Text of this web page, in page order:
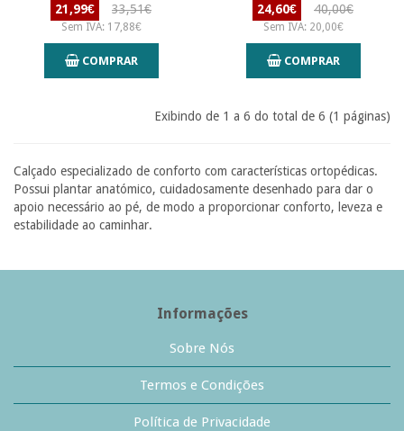
21,99€ 33,51€
Sem IVA: 17,88€
COMPRAR
24,60€ 40,00€
Sem IVA: 20,00€
COMPRAR
Exibindo de 1 a 6 do total de 6 (1 páginas)
Calçado especializado de conforto com características ortopédicas.
Possui plantar anatómico, cuidadosamente desenhado para dar o
apoio necessário ao pé, de modo a proporcionar conforto, leveza e
estabilidade ao caminhar.
Informações
Sobre Nós
Termos e Condições
Política de Privacidade